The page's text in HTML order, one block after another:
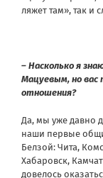
ляжет там», так и
– Насколько я
Мацуевым, но вас
отношения?
Да, мы уже давно
наши первые
Белзой: Чита,
Хабаровск,
довелось